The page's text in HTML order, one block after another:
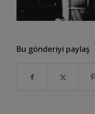
Bu gönderiyi paylaş